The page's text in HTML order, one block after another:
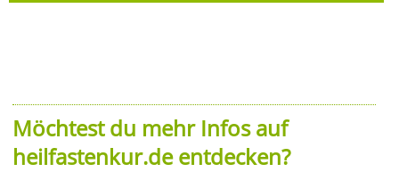
Möchtest du mehr Infos auf
heilfastenkur.de entdecken?